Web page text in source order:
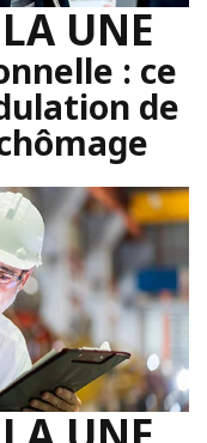
UNE
: ce
de